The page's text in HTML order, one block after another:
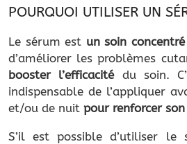
POURQUOI UTILISER UN
Le sérum est un soin
d’améliorer les problèmes
booster l’efficacitédu soin.
indispensable de l’appliquer
et/ou de nuit pour renforcer
S’il est possible d’utiliser le